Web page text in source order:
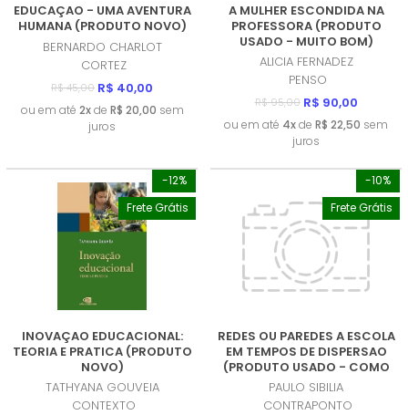
EDUCAÇAO - UMA AVENTURA
HUMANA (PRODUTO NOVO)
BERNARDO CHARLOT
CORTEZ
R$ 45,00 R$ 40,00
ou em até 2xde R$ 20,00 sem
juros
A MULHER ESCONDIDA NA
PROFESSORA (PRODUTO
USADO - MUITO BOM)
ALICIA FERNADEZ
PENSO
R$ 95,00 R$ 90,00
ou em até 4xde R$ 22,50 sem
juros
-12%
Frete Grátis
INOVAÇAO EDUCACIONAL:
TEORIA E PRATICA (PRODUTO
NOVO)
TATHYANA GOUVEIA
CONTEXTO
-10%
Frete Grátis
REDES OU PAREDES A ESCOLA
EM TEMPOS DE DISPERSAO
(PRODUTO USADO - COMO
NOVO)
PAULO SIBILIA
CONTRAPONTO